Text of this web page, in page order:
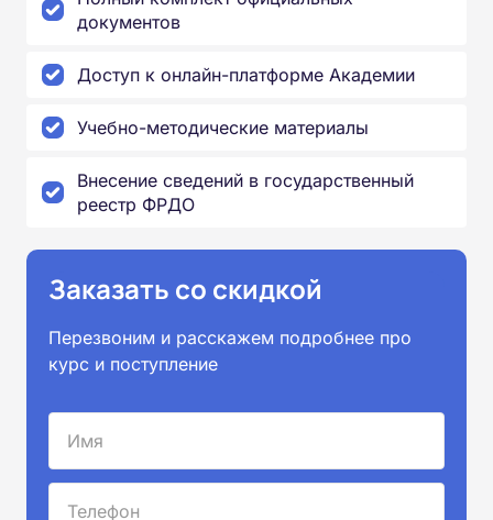
документов
Доступ к онлайн-платформе Академии
Учебно-методические материалы
Внесение сведений в государственный
реестр ФРДО
Заказать со скидкой
Перезвоним и расскажем подробнее про
курс и поступление